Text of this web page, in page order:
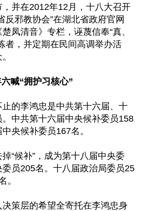
并在2012年12月，十八大召开
反邪教协会”在湖北省政府官网
楚凤清音》专栏，诬蔑信奉“真、
者，并定期在民间高调举办活
喊“拥护习核心”
的李鸿忠是中共第十六届、十
中共第十六届中央候补委员158
央候补委员167名。
“候补”，成为第十八届中央委
委员205名。十八届政治局委员25
。
策层的希望全寄托在李鸿忠身